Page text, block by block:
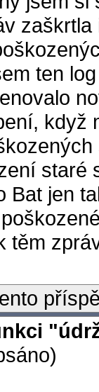
ten
když
staré
Bat jen
těm